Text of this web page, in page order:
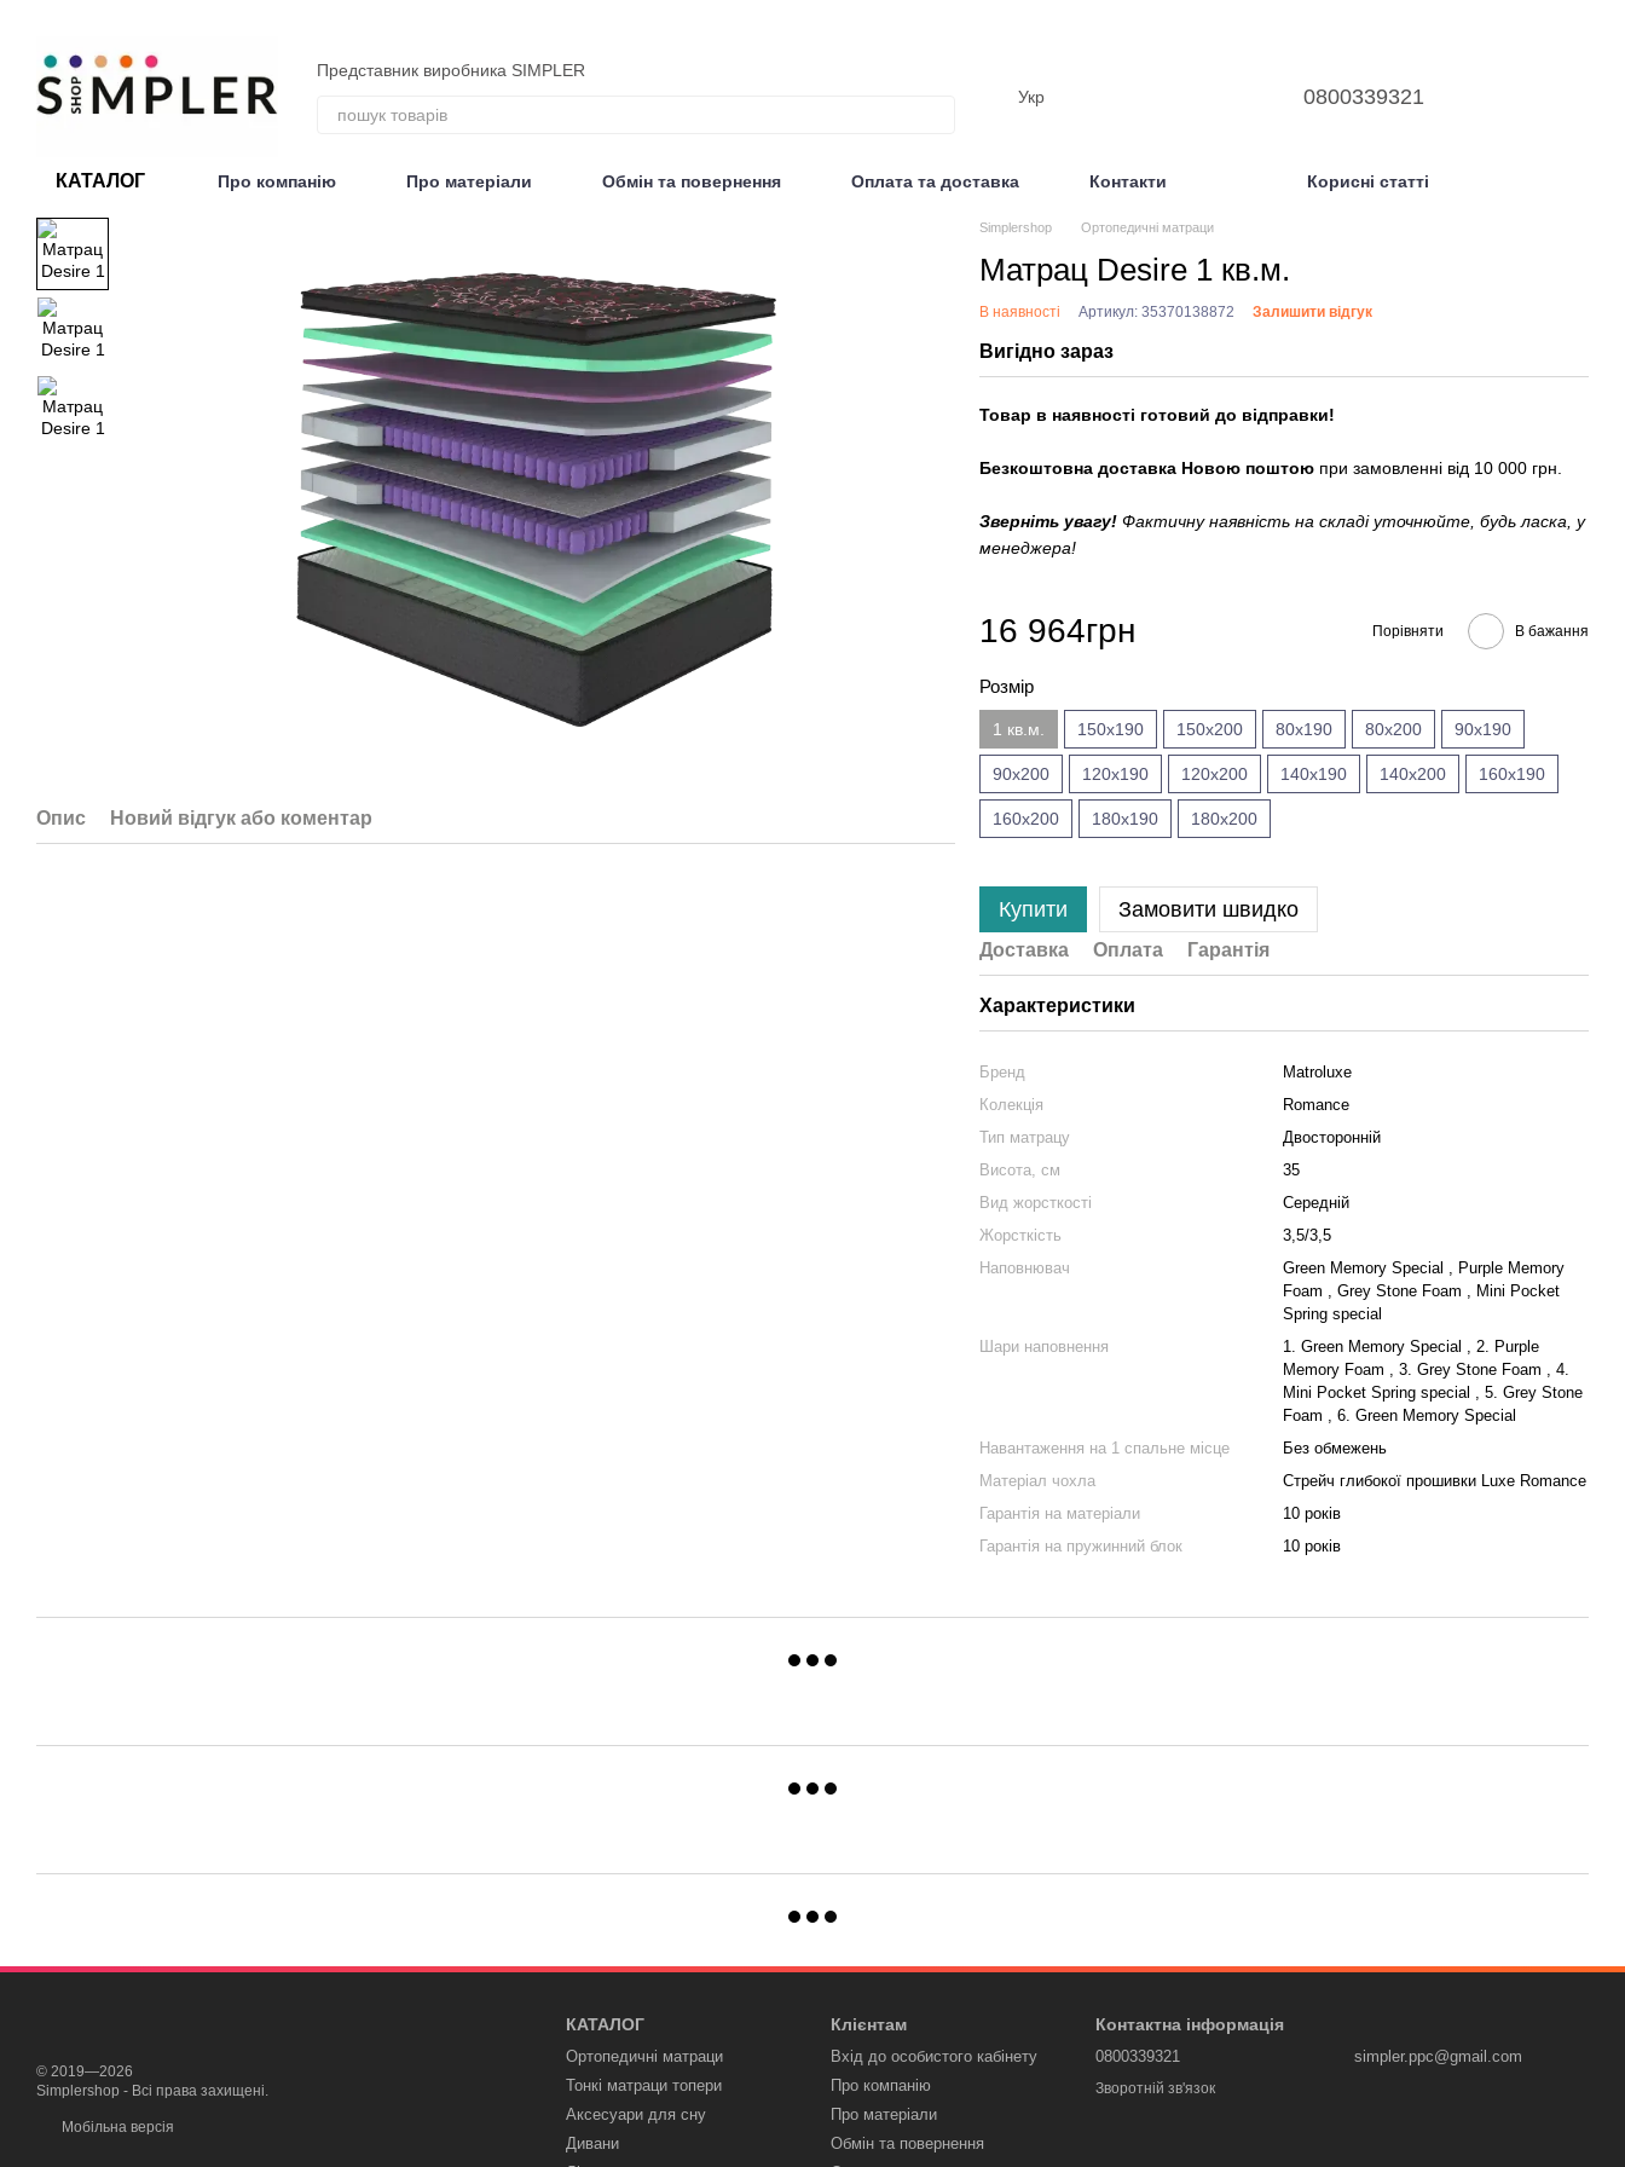
Представник виробника SIMPLER
Укр
0800339321
КАТАЛОГ Про компанію Про матеріали Обмін та повернення Оплата та доставка Контакти
Корисні статті
Опис Новий відгук або коментар
Simplershop Ортопедичні матраци
Матрац Desire 1 кв.м.
В наявності Артикул: 35370138872 Залишити відгук
Вигідно зараз
Товар в наявності готовий до відправки!
Безкоштовна доставка Новою поштою при замовленні від 10 000 грн.
Зверніть увагу!Фактичну наявність на складі уточнюйте, будь ласка, у
менеджера!
16 964грн Порівняти В бажання
Розмір
1 кв.м. 150x190 150x200 80x190 80x200 90x190
90x200 120x190 120x200 140x190 140x200 160x190
160x200 180x190 180x200
Купити Замовити швидко
Доставка Оплата Гарантія
Характеристики
Бренд
Matroluxe
Колекція
Romance
Тип матрацу
Двосторонній
Висота, см
35
Вид жорсткості
Середній
Жорсткість
3,5/3,5
Наповнювач
Green Memory Special , Purple Memory
Foam , Grey Stone Foam , Mini Pocket
Spring special
Шари наповнення
1. Green Memory Special , 2. Purple
Memory Foam , 3. Grey Stone Foam , 4.
Mini Pocket Spring special , 5. Grey Stone
Foam , 6. Green Memory Special
Навантаження на 1 спальне місце
Без обмежень
Матеріал чохла
Стрейч глибокої прошивки Luxe Romance
Гарантія на матеріали
10 років
Гарантія на пружинний блок
10 років
© 2019—2026
Simplershop - Всі права захищені.
Мобільна версія
КАТАЛОГ
Ортопедичні матраци
Тонкі матраци топери
Аксесуари для сну
Дивани
Клієнтам
Вхід до особистого кабінету
Про компанію
Про матеріали
Обмін та повернення
Контактна інформація
0800339321
Зворотній зв'язок
simpler.ppc@gmail.com